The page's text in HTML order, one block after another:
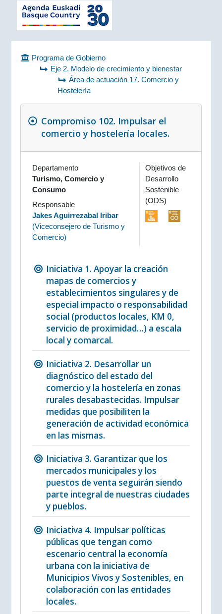
Programa de Gobierno
Eje 2. Modelo de crecimiento y bienestar
Área de actuación 17. Comercio y
Hostelería
Compromiso 102. Impulsar el
comercio y hostelería locales.
Departamento
Turismo, Comercio y
Consumo
Responsable
Jakes Aguirrezabal Iribar
(Viceconsejero de Turismo y
Comercio)
Objetivos de
Desarrollo
Sostenible
(ODS)
Iniciativa 1. Apoyar la creación
mapas de comercios y
establecimientos singulares y de
especial impacto o responsabilidad
social (productos locales, KM 0,
servicio de proximidad…) a escala
local y comarcal.
Iniciativa 2. Desarrollar un
diagnóstico del estado del
comercio y la hostelería en zonas
rurales desabastecidas. Impulsar
medidas que posibiliten la
generación de actividad económica
en las mismas.
Iniciativa 3. Garantizar que los
mercados municipales y los
puestos de venta seguirán siendo
parte integral de nuestras ciudades
y pueblos.
Iniciativa 4. Impulsar políticas
públicas que tengan como
escenario central la economía
urbana con la iniciativa de
Municipios Vivos y Sostenibles, en
colaboración con las entidades
locales.